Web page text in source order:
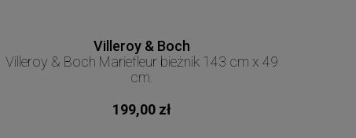
Villeroy & Boch
Villeroy & Boch Mariefleur bieżnik 143 cm x 49
cm.
199,00 zł